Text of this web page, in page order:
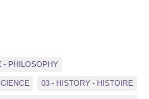
- PHILOSOPHY
03 - HISTORY - HISTOIRE